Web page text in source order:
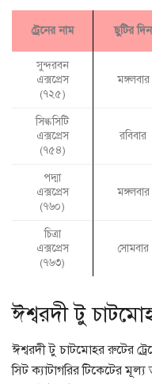
ট্রেনের নাম ছুটির দিন
সুন্দরবন
এক্সপ্রেস
(৭২৫)
মঙ্গলবার
সিল্কসিটি
এক্সপ্রেস
(৭৫৪)
রবিবার
পদ্মা
এক্সপ্রেস
(৭৬০)
মঙ্গলবার
চিত্রা
এক্সপ্রেস
(৭৬৩)
সোমবার
ঈশ্বরদী টু
ঈশ্বরদী টু চাটমোহর রুটের
সিট ক্যাটাগরির টিকেটের